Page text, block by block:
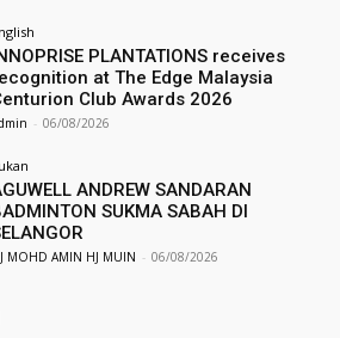
PLANTATIONS receives
at The Edge Malaysia
Club Awards 2026
- 06/08/2026
ANDREW SANDARAN
SUKMA SABAH DI
MOHD AMIN HJ MUIN - 06/08/2026